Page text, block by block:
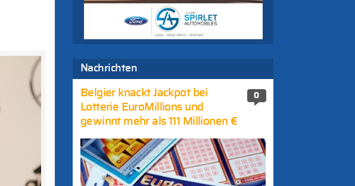
Nachrichten
0
Belgier knackt Jackpot bei
Lotterie EuroMillions und
gewinnt mehr als 111 Millionen €